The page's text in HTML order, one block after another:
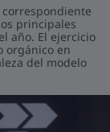
principales
año. El ejercicio
orgánico en
del modelo